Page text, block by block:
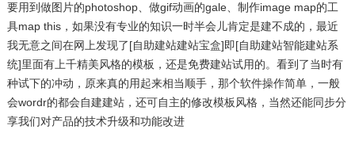
要用到做图片的photoshop、做gif动画的gale、制作image map的工
具map this，如果没有专业的知识一时半会儿肯定是建不成的，最近
我无意之间在网上发现了[自助建站建站宝盒]即[自助建站智能建站系
统]里面有上千精美风格的模板，还是免费建站试用的。看到了当时有
种试下的冲动，原来真的用起来相当顺手，那个软件操作简单，一般
会wordr的都会自建建站，还可自主的修改模板风格，当然还能同步分
享我们对产品的技术升级和功能改进